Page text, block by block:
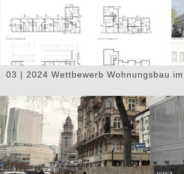
03 | 2024 Wettbewerb Wohnungsbau